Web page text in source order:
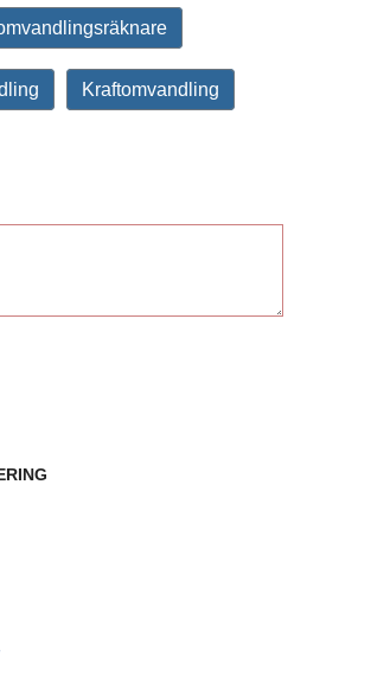
Kraftomvandling